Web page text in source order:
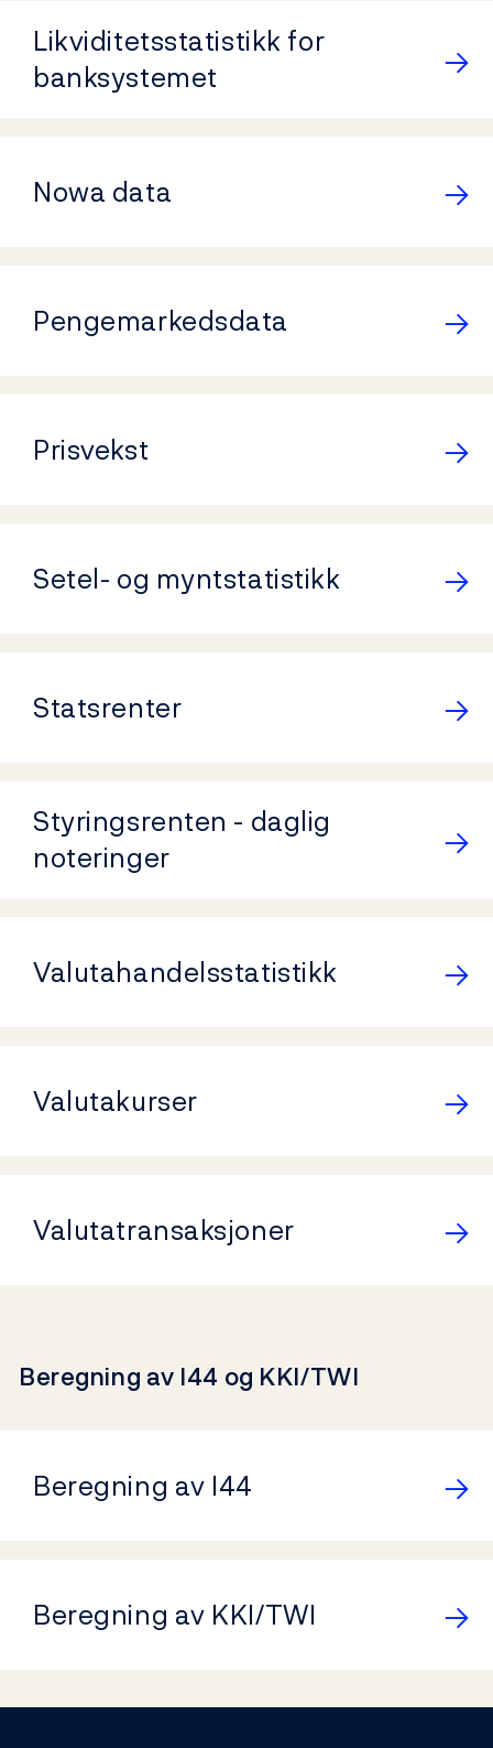
Likviditetsstatistikk for
banksystemet
Nowa data
Pengemarkedsdata
Prisvekst
Setel- og myntstatistikk
Statsrenter
Styringsrenten - daglig
noteringer
Valutahandelsstatistikk
Valutakurser
Valutatransaksjoner
Beregning av I44 og KKI/TWI
Beregning av I44
Beregning av KKI/TWI